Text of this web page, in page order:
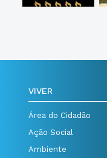
VIVER
Área do Cidadão
Ação Social
Ambiente